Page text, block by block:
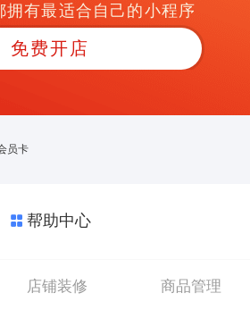
拥有最适合自己的小程序
免费开店
员卡
帮助中心
店铺装修 商品管理